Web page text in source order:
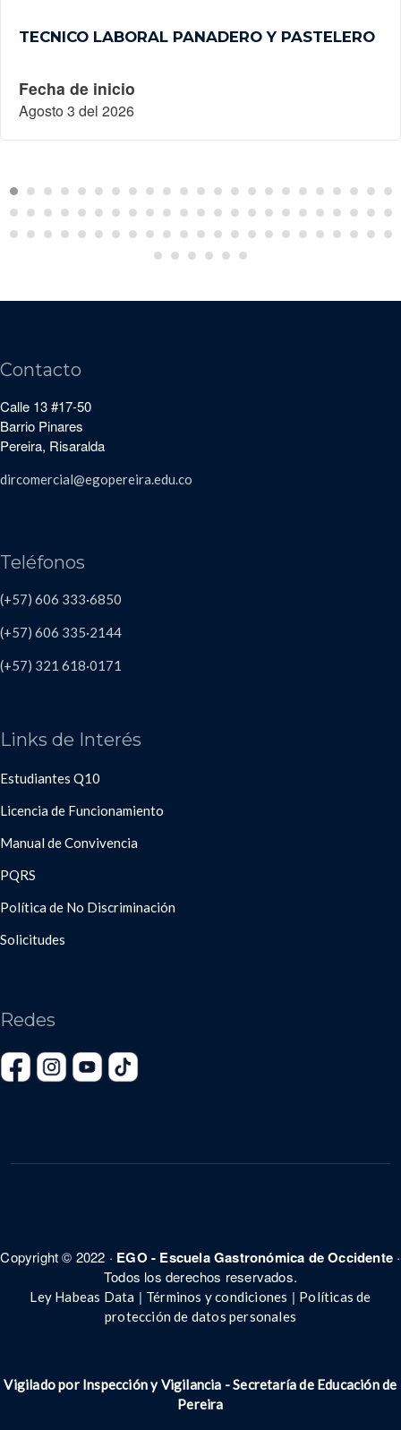
TECNICO LABORAL PANADERO Y PASTELERO
Fecha de inicio
Agosto 3 del 2026
Contacto
Calle 13 #17-50
Barrio Pinares
Pereira, Risaralda
dircomercial@egopereira.edu.co
Teléfonos
(+57) 606 333·6850
(+57) 606 335·2144
(+57) 321 618·0171
Links de Interés
Estudiantes Q10
Licencia de Funcionamiento
Manual de Convivencia
PQRS
Política de No Discriminación
Solicitudes
Redes
Copyright © 2022 · EGO - Escuela Gastronómica de Occidente ·
Todos los derechos reservados.
Ley Habeas Data | Términos y condiciones | Políticas de
protección de datos personales
Vigilado por Inspección y Vigilancia - Secretaría de Educación de
Pereira